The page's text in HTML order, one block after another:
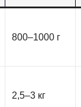
800–1000 г
2,5–3 кг